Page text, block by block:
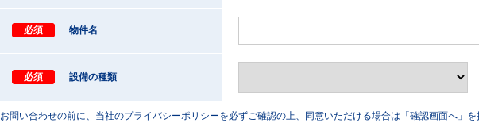
必須 物件名
必須 設備の種類
お問い合わせの前に、当社のプライバシーポリシーを必ずご確認の上、同意いただける場合は「確認画面へ」を